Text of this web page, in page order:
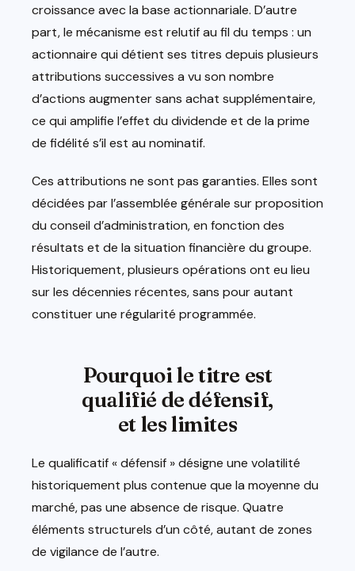
croissance avec la base actionnariale. D’autre
part, le mécanisme est relutif au fil du temps : un
actionnaire qui détient ses titres depuis plusieurs
attributions successives a vu son nombre
d’actions augmenter sans achat supplémentaire,
ce qui amplifie l’effet du dividende et de la prime
de fidélité s’il est au nominatif.
Ces attributions ne sont pas garanties. Elles sont
décidées par l’assemblée générale sur proposition
du conseil d’administration, en fonction des
résultats et de la situation financière du groupe.
Historiquement, plusieurs opérations ont eu lieu
sur les décennies récentes, sans pour autant
constituer une régularité programmée.
Pourquoi le titre est
qualifié de défensif,
et les limites
Le qualificatif « défensif » désigne une volatilité
historiquement plus contenue que la moyenne du
marché, pas une absence de risque. Quatre
éléments structurels d’un côté, autant de zones
de vigilance de l’autre.